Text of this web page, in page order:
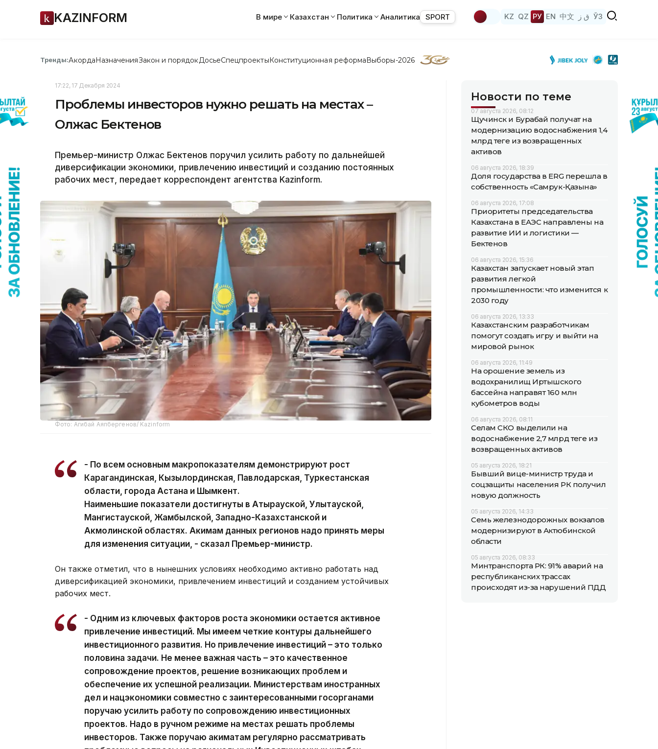
KAZINFORM В мире Казахстан Политика Аналитика SPORT KZ QZ РУ EN 中文 ق ز ЎЗ
Тренды:АкордаНазначенияЗакон и порядок ДосьеСпецпроектыКонституционная реформаВыборы-2026
17:22, 17 Декабря 2024
Проблемы инвесторов нужно решать на местах –
Олжас Бектенов
Премьер-министр Олжас Бектенов поручил усилить работу по дальнейшей
диверсификации экономики, привлечению инвестиций и созданию постоянных
рабочих мест, передает корреспондент агентства Kazinform.
Фото: Агибай Аяпбергенов/ Kazinform
- По всем основным макропоказателям демонстрируют рост
Карагандинская, Кызылординская, Павлодарская, Туркестанская
области, города Астана и Шымкент.
Наименьшие показатели достигнуты в Атырауской, Улытауской,
Мангистауской, Жамбылской, Западно-Казахстанской и
Акмолинской областях. Акимам данных регионов надо принять меры
для изменения ситуации, - сказал Премьер-министр.
Он также отметил, что в нынешних условиях необходимо активно работать над
диверсификацией экономики, привлечением инвестиций и созданием устойчивых
рабочих мест.
- Одним из ключевых факторов роста экономики остается активное
привлечение инвестиций. Мы имеем четкие контуры дальнейшего
инвестиционного развития. Но привлечение инвестиций – это только
половина задачи. Не менее важная часть – это качественное
сопровождение проектов, решение возникающих проблем и
обеспечение их успешной реализации. Министерствам иностранных
дел и нацэкономики совместно с заинтересованными госорганами
поручаю усилить работу по сопровождению инвестиционных
проектов. Надо в ручном режиме на местах решать проблемы
инвесторов. Также поручаю акиматам регулярно рассматривать
Новости по теме
07 августа 2026, 08:12
Щучинск и Бурабай получат на
модернизацию водоснабжения 1,4
млрд теңге из возвращенных
активов
06 августа 2026, 18:39
Доля государства в ERG перешла в
собственность «Самрук-Қазына»
06 августа 2026, 17:08
Приоритеты председательства
Казахстана в ЕАЭС направлены на
развитие ИИ и логистики —
Бектенов
06 августа 2026, 15:36
Казахстан запускает новый этап
развития легкой
промышленности: что изменится к
2030 году
06 августа 2026, 13:33
Казахстанским разработчикам
помогут создать игру и выйти на
мировой рынок
06 августа 2026, 11:49
На орошение земель из
водохранилищ Иртышского
бассейна направят 160 млн
кубометров воды
06 августа 2026, 08:11
Селам СКО выделили на
водоснабжение 2,7 млрд теңге из
возвращенных активов
05 августа 2026, 18:21
Бывший вице-министр труда и
соцзащиты населения РК получил
новую должность
05 августа 2026, 14:33
Семь железнодорожных вокзалов
модернизируют в Актюбинской
области
05 августа 2026, 08:33
Минтранспорта РК: 91% аварий на
республиканских трассах
происходят из-за нарушений ПДД